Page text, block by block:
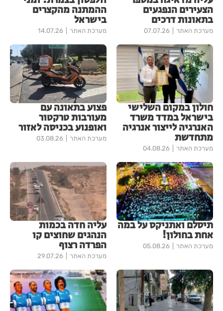
הצעירים הנפגעים
בתאונות דרכים
מערכת האתר 07.07.26
ההמתנה מהקצרים
בישראל
מערכת האתר 14.07.26
חולון במקום השלישי
בישראל במדד משרד
האנרגיה לייצור אנרגיה
מתחדשת
מערכת האתר 04.08.26
פצוע בתאונה עם
מעורבות טרקטור
ואופנוע בכניסה לאזור
מערכת האתר 03.08.26
תיסלם ואתניקס על במה
אחת בחולון!
מערכת האתר 05.08.26
עליה חדה בכמות
הנהגים שחוצים קו
הפרדה רצוף
מערכת האתר 29.07.26